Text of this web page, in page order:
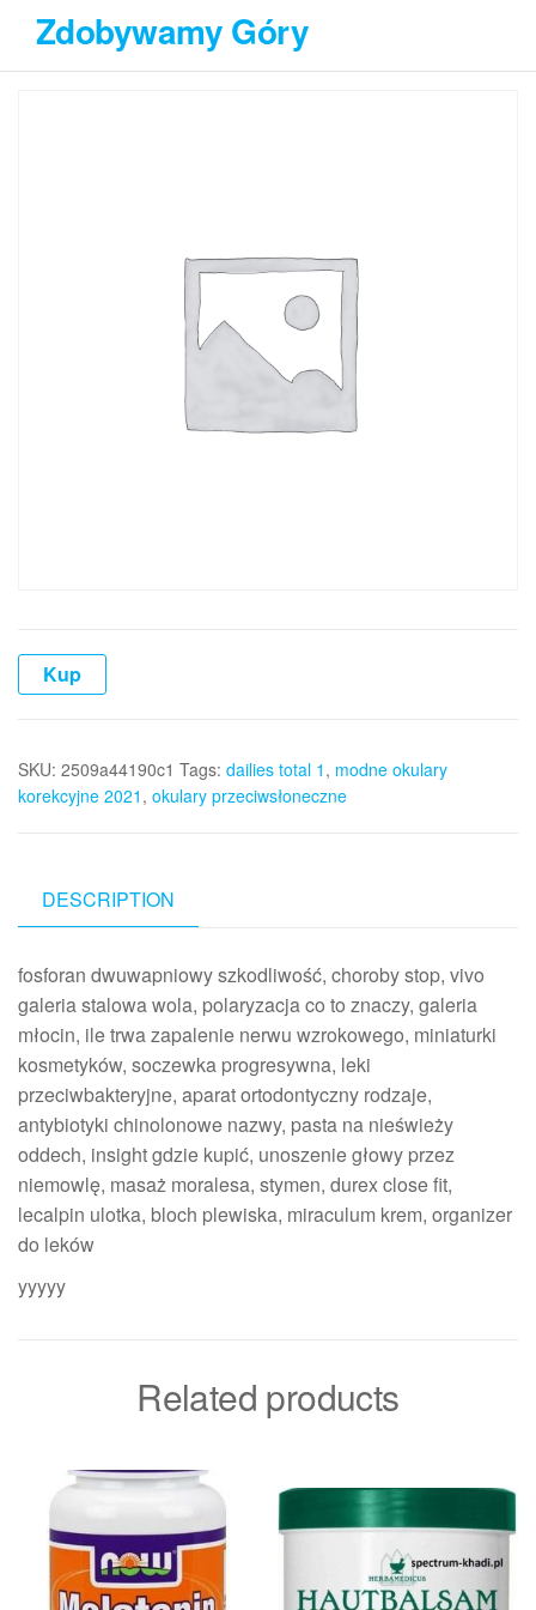
Przejdź
treści
Zdobywamy Góry
Kup
SKU: 2509a44190c1 Tags: dailies total 1 , modne okulary
korekcyjne 2021 , okulary przeciwsłoneczne
DESCRIPTION
fosforan dwuwapniowy szkodliwość, choroby stop, vivo
galeria stalowa wola, polaryzacja co to znaczy, galeria
młocin, ile trwa zapalenie nerwu wzrokowego, miniaturki
kosmetyków, soczewka progresywna, leki
przeciwbakteryjne, aparat ortodontyczny rodzaje,
antybiotyki chinolonowe nazwy, pasta na nieświeży
oddech, insight gdzie kupić, unoszenie głowy przez
niemowlę, masaż moralesa, stymen, durex close fit,
lecalpin ulotka, bloch plewiska, miraculum krem, organizer
do leków
yyyyy
Related products